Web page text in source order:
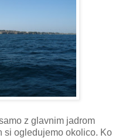
z glavnim jadrom
si ogledujemo okolico. Ko